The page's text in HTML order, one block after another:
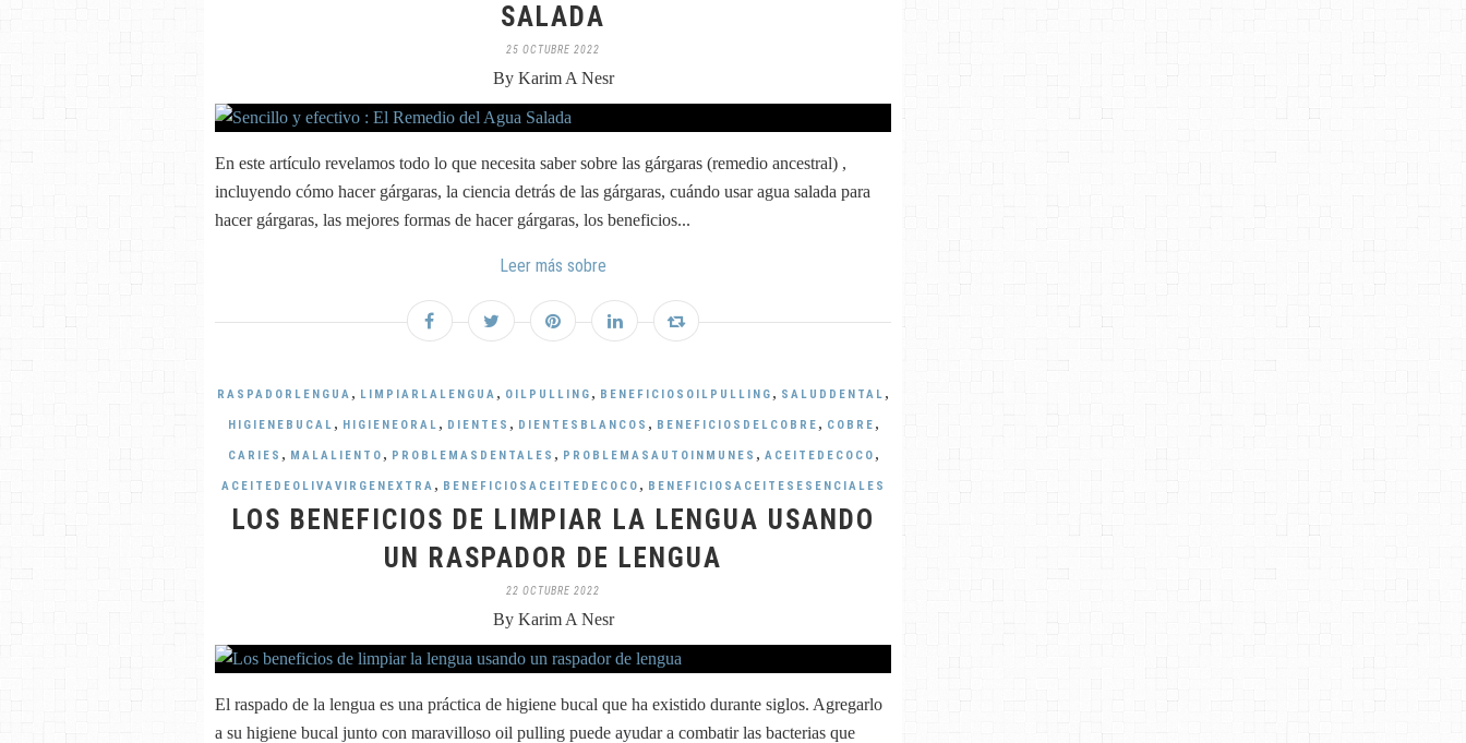
SALADA
25 OCTUBRE 2022
By Karim A Nesr
En este artículo revelamos todo lo que necesita saber sobre las gárgaras (remedio ancestral) ,
incluyendo cómo hacer gárgaras, la ciencia detrás de las gárgaras, cuándo usar agua salada para
hacer gárgaras, las mejores formas de hacer gárgaras, los beneficios...
Leer más sobre
RASPADORLENGUA , LIMPIARLALENGUA , OILPULLING , BENEFICIOSOILPULLING , SALUDDENTAL ,
HIGIENEBUCAL , HIGIENEORAL , DIENTES , DIENTESBLANCOS , BENEFICIOSDELCOBRE , COBRE ,
CARIES , MALALIENTO , PROBLEMASDENTALES , PROBLEMASAUTOINMUNES , ACEITEDECOCO ,
ACEITEDEOLIVAVIRGENEXTRA , BENEFICIOSACEITEDECOCO , BENEFICIOSACEITESESENCIALES
LOS BENEFICIOS DE LIMPIAR LA LENGUA USANDO
UN RASPADOR DE LENGUA
22 OCTUBRE 2022
By Karim A Nesr
El raspado de la lengua es una práctica de higiene bucal que ha existido durante siglos. Agregarlo
a su higiene bucal junto con maravilloso oil pulling puede ayudar a combatir las bacterias que